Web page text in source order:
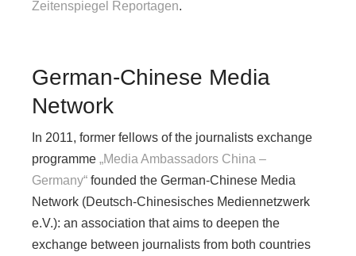
Zeitenspiegel Reportagen.
German-Chinese Media
Network
In 2011, former fellows of the journalists exchange
programme „Media Ambassadors China –
Germany“ founded the German-Chinese Media
Network (Deutsch-Chinesisches Mediennetzwerk
e.V.): an association that aims to deepen the
exchange between journalists from both countries